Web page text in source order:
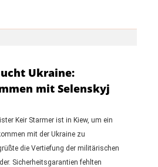
Ukraine:
mit Selenskyj
Keir Starmer ist in Kiew, um ein
mit der Ukraine zu
die Vertiefung der militärischen
Sicherheitsgarantien fehlten